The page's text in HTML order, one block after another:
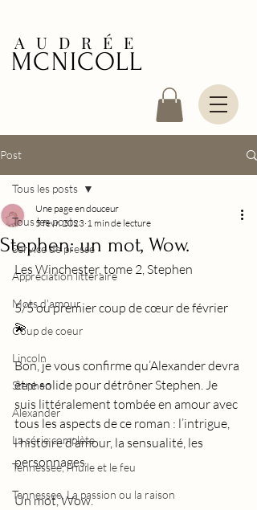
AUDRÉE
MCNICOLL
Post
Tous les posts
Service de presse
Appréciation littéraire
Mots d'amour
Coup de coeur
Lincoln
Stephen
Alexander
La série complète
Tennessee, l'huile et le feu
Tennessee, La passion ou la raison
Tous les posts
Stephen: un mot, Wow.
Une page en douceur
5 févr. 2023 1 min de lecture
Les Winchester, tome 2, Stephen
5/5 ou premier coup de cœur de février
💫
Bon, je vous confirme qu’Alexander devra
être solide pour détrôner Stephen. Je
suis littéralement tombée en amour avec
tous les aspects de ce roman : l’intrigue,
l’histoire d’amour, la sensualité, les
personnages.
Un mot, Wow.